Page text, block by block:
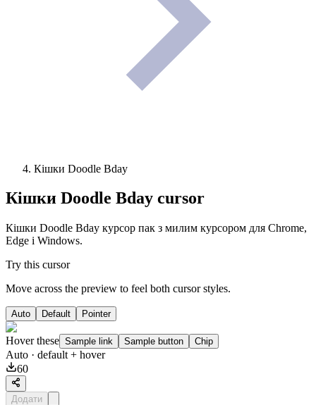
Кішки Doodle Bday
Кішки Doodle Bday cursor
Кішки Doodle Bday курсор пак з милим курсором для Chrome,
Edge і Windows.
Try this cursor
Move across the preview to feel both cursor styles.
Auto Default Pointer
Hover these Sample link Sample button Chip
Auto · default + hover
60
Додати